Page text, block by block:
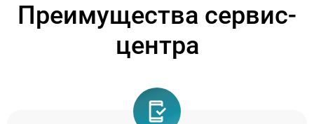
Преимущества сервис-
центра